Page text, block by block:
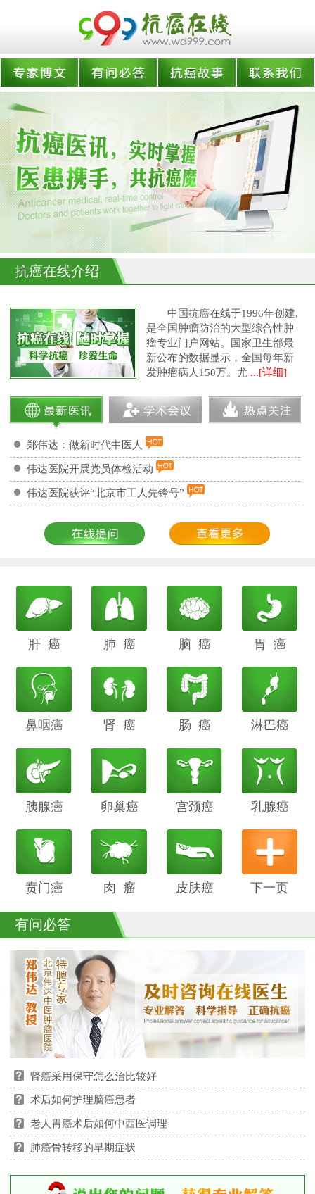
抗癌在线介绍
中国抗癌在线于1996年创建,
是全国肿瘤防治的大型综合性肿
瘤专业门户网站。国家卫生部最
新公布的数据显示，全国每年新
发肿瘤病人150万。尤 ...[详细]
郑伟达：做新时代中医人
伟达医院开展党员体检活动
伟达医院获评“北京市工人先锋号”
下一页
肝 癌 阴道癌肺 癌 甲状腺癌
脑 癌 前列腺癌
胃 癌
鼻咽癌 胆管癌肾 癌
子宫内膜
癌
肠 癌 膀胱癌
淋巴癌
胰腺癌 鳞癌
卵巢癌 骨癌
宫颈癌 喉癌
乳腺癌
贲门癌 阴茎癌肉 瘤 白血病皮肤癌
有问必答
肾癌采用保守怎么治比较好
术后如何护理脑癌患者
老人胃癌术后如何中西医调理
肺癌骨转移的早期症状